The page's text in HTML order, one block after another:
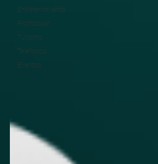
Entretenimiento
Promoción
Turismo
Telefonos
Eventos